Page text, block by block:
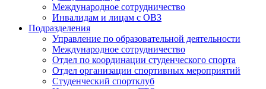
Международное сотрудничество
Инвалидам и лицам с ОВЗ
Подразделения
Управление по образовательной деятельности
Международное сотрудничество
Отдел по координации студенческого спорта
Отдел организации спортивных мероприятий
Студенческий спортклуб